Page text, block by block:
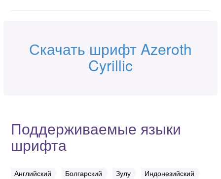
Скачать шрифт Azeroth
Cyrillic
Поддерживаемые языки
шрифта
Английский Болгарский Зулу
Индонезийский